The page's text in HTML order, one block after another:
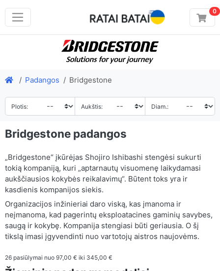
0
Padangos Bridgestone
Plotis: Aukštis: Diam.:
Bridgestone padangos
„Bridgestone“ įkūrėjas Shojiro Ishibashi stengėsi sukurti
tokią kompaniją, kuri „aptarnautų visuomenę laikydamasi
aukščiausios kokybės reikalavimų“. Būtent toks yra ir
kasdienis kompanijos siekis.
Organizacijos inžinieriai daro viską, kas įmanoma ir
neįmanoma, kad pagerintų eksploatacines gaminių savybes,
saugą ir kokybę. Kompanija stengiasi būti geriausia. O šį
tikslą imasi įgyvendinti nuo vartotojų aistros naujovėms.
26 pasiūlymai nuo 97,00 € iki 345,00 €